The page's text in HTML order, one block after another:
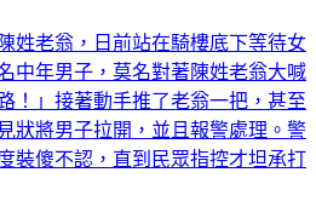
姓老翁，日前站在騎樓底下等待女
中年男子，莫名對著陳姓老翁大喊
！」接著動手推了老翁一把，甚至
狀將男子拉開，並且報警處理。警
裝傻不認，直到民眾指控才坦承打